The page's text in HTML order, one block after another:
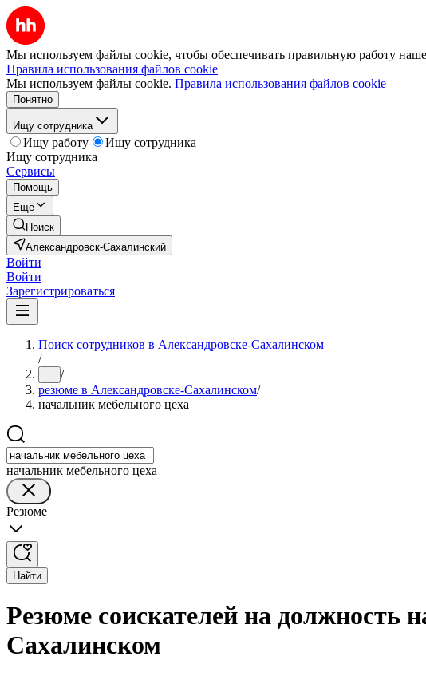
Мы используем файлы cookie, чтобы обеспечивать правильную работу
Правила использования файлов cookie
Мы используем файлы cookie. Правила использования файлов cookie
Понятно
Ищу сотрудника
Ищу работу
Ищу сотрудника
Ищу сотрудника
Сервисы
Помощь
Ещё
Поиск
Александровск-Сахалинский
Войти
Войти
Зарегистрироваться
Поиск сотрудников в Александровске-Сахалинском
/
... /
резюме в Александровске-Сахалинском/
начальник мебельного цеха
начальник мебельного цеха
Резюме
Найти
Резюме соискателей на должность
Сахалинском